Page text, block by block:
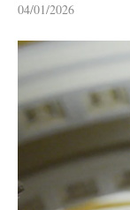
04/01/2026